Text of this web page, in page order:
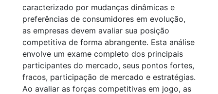
caracterizado por mudanças dinâmicas e
preferências de consumidores em evolução,
as empresas devem avaliar sua posição
competitiva de forma abrangente. Esta análise
envolve um exame completo dos principais
participantes do mercado, seus pontos fortes,
fracos, participação de mercado e estratégias.
Ao avaliar as forças competitivas em jogo, as